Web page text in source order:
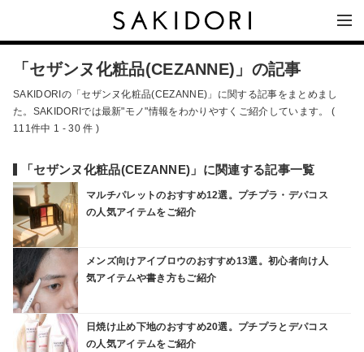
「セザンヌ化粧品(CEZANNE)」の記事
SAKIDORIの「セザンヌ化粧品(CEZANNE)」に関する記事をまとめまし
た。SAKIDORIでは最新"モノ"情報をわかりやすくご紹介しています。 (
111件中 1 - 30 件 )
「セザンヌ化粧品(CEZANNE)」に関連する記事一覧
マルチパレットのおすすめ12選。プチプラ・デパコス
の人気アイテムをご紹介
メンズ向けアイブロウのおすすめ13選。初心者向け人
気アイテムや書き方もご紹介
日焼け止め下地のおすすめ20選。プチプラとデパコス
の人気アイテムをご紹介